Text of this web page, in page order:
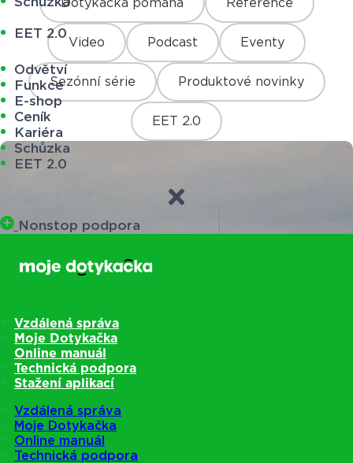
EET 2.0
Odvětví
Funkce
E-shop
Ceník
Kariéra
Schůzka
EET 2.0
Nonstop podpora
Vzdálená správa
Moje Dotykačka
Online manuál
Technická podpora
Stažení aplikací
Vzdálená správa
Moje Dotykačka
Online manuál
Technická podpora
Dotykačka pomáhá Reference
Video Podcast Eventy
Sezónní série Produktové novinky
EET 2.0